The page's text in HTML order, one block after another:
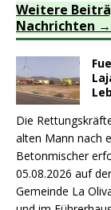
Weitere
Nachrichten
Die
alten Mann nach
Betonmischer
05.08.2026 auf
Gemeinde La